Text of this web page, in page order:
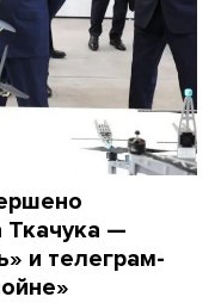
Ткачука —
и телеграм-